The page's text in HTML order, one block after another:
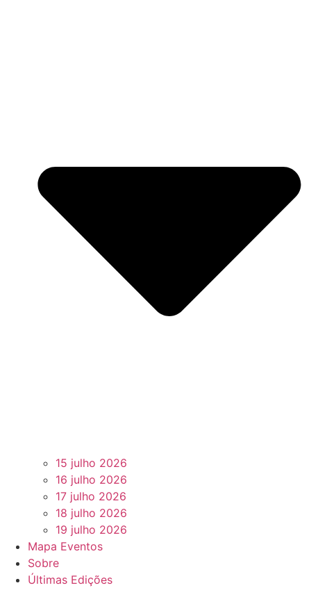
15 julho 2026
16 julho 2026
17 julho 2026
18 julho 2026
19 julho 2026
Mapa Eventos
Sobre
Últimas Edições